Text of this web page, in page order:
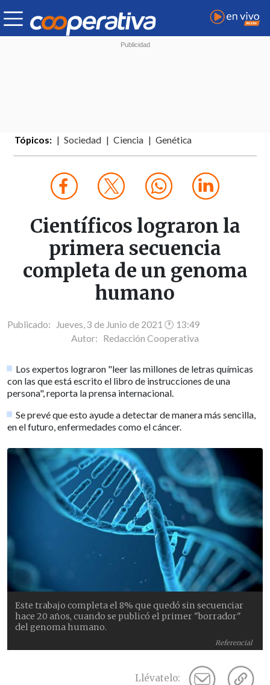
Tópicos: Sociedad Ciencia Genética
Científicos lograron la
primera secuencia
completa de un genoma
humano
Publicado: Jueves, 3 de Junio de 2021 🕐 13:49
Autor: Redacción Cooperativa
Los expertos lograron "leer las millones de letras químicas
con las que está escrito el libro de instrucciones de una
persona", reporta la prensa internacional.
Se prevé que esto ayude a detectar de manera más sencilla,
en el futuro, enfermedades como el cáncer.
Referencial
Este trabajo completa el 8% que quedó sin secuenciar
hace 20 años, cuando se publicó el primer "borrador"
del genoma humano.
Llévatelo: